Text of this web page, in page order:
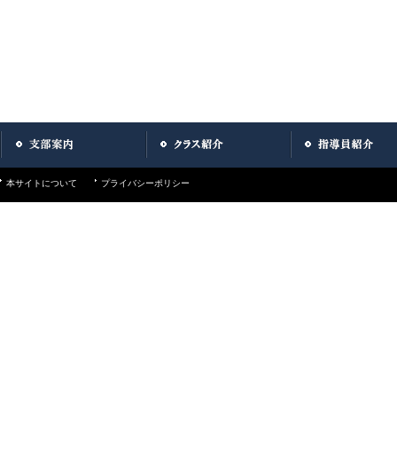
本サイトについて プライバシーポリシー